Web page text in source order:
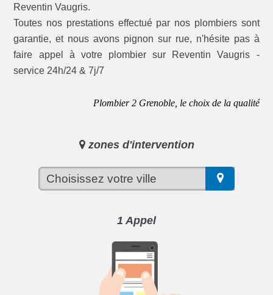
Reventin Vaugris.
Toutes nos prestations effectué par nos plombiers sont
garantie, et nous avons pignon sur rue, n'hésite pas à
faire appel à votre plombier sur Reventin Vaugris -
service 24h/24 & 7j/7
Plombier 2 Grenoble, le choix de la qualité
zones d'intervention
1 Appel